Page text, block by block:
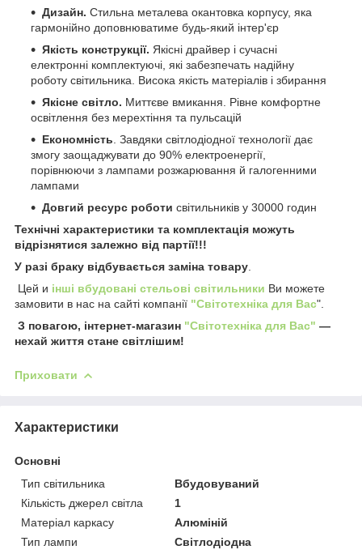
Дизайн. Стильна металева окантовка корпусу, яка
гармонійно доповнюватиме будь-який інтер'єр
Якість конструкції. Якісні драйвер і сучасні
електронні комплектуючі, які забезпечать надійну
роботу світильника. Висока якість матеріалів і збирання
Якісне світло. Миттєве вмикання. Рівне комфортне
освітлення без мерехтіння та пульсацій
Економність . Завдяки світлодіодної технології дає
змогу заощаджувати до 90% електроенергії,
порівнюючи з лампами розжарювання й галогенними
лампами
Довгий ресурс роботи світильників у 30000 годин
Технічні характеристики та комплектація можуть
відрізнятися залежно від партії!!!
У разі браку відбувається заміна товару
Цей и інші вбудовані стельові світильники Ви можете
замовити в нас на сайті компанії "Світотехніка для Вас".
З повагою, інтернет-магазин "Світотехніка для Вас" —
нехай життя стане світлішим!
Приховати
Характеристики
Основні
Тип світильника
Вбудовуваний
Кількість джерел світла
1
Матеріал каркасу
Алюміній
Тип лампи
Світлодіодна